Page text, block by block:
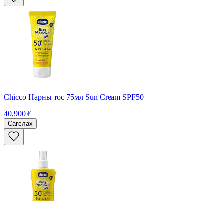
Chicco Нарны тос 75мл Sun Cream SPF50+
40,900₮
Сагслах